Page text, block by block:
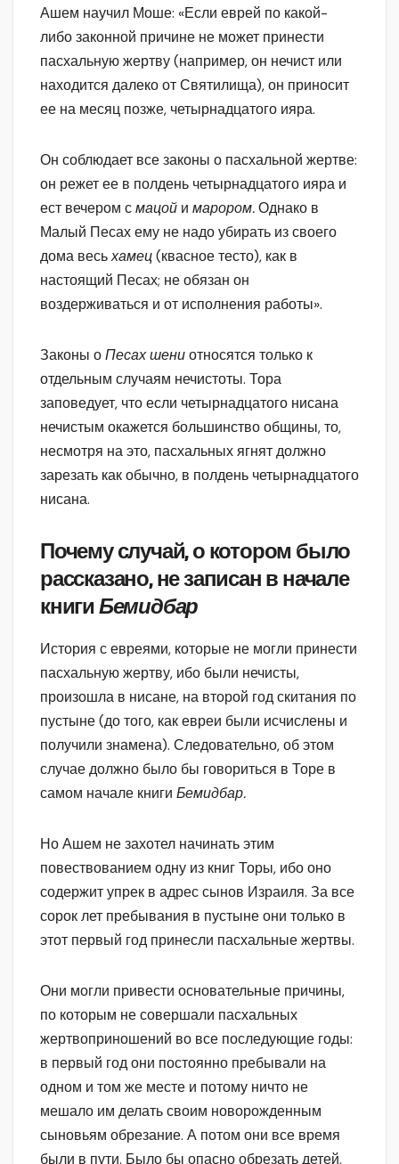
Ашем научил Моше: «Если еврей по какой-
либо законной причине не может принести
пасхальную жертву (например, он нечист или
находится далеко от Святилища), он приносит
ее на месяц позже, четырнадцатого ияра.
Он соблюдает все законы о пасхальной жертве:
он режет ее в полдень четырнадцатого ияра и
ест вечером смацой и марором.Однако в
Малый Песах ему не надо убирать из своего
дома весьхамец(квасное тесто), как в
настоящий Песах; не обязан он
воздерживаться и от исполнения работы».
Законы оПесах шениотносятся только к
отдельным случаям нечистоты. Тора
заповедует, что если четырнадцатого нисана
нечистым окажется большинство общины, то,
несмотря на это, пасхальных ягнят должно
зарезать как обычно, в полдень четырнадцатого
нисана.
Почему случай, о котором было
рассказано, не записан в начале
книги Бемидбар
История с евреями, которые не могли принести
пасхальную жертву, ибо были нечисты,
произошла в нисане, на второй год скитания по
пустыне (до того, как евреи были исчислены и
получили знамена). Следовательно, об этом
случае должно было бы говориться в Торе в
самом начале книги Бемидбар.
Но Ашем не захотел начинать этим
повествованием одну из книг Торы, ибо оно
содержит упрек в адрес сынов Израиля. За все
сорок лет пребывания в пустыне они только в
этот первый год принесли пасхальные жертвы.
Они могли привести основательные причины,
по которым не совершали пасхальных
жертвоприношений во все последующие годы:
в первый год они постоянно пребывали на
одном и том же месте и потому ничто не
мешало им делать своим новорожденным
сыновьям обрезание. А потом они все время
были в пути. Было бы опасно обрезать детей,